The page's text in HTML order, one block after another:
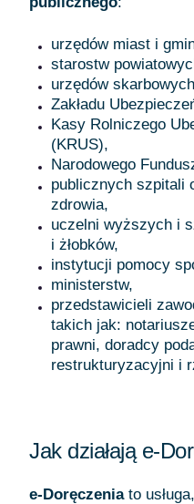
urzędów miast i
starostw
urzędów
Zakładu
Kasy Rolniczego
(KRUS),
Narodowego
publicznych szpitali
zdrowia,
uczelni wyższych i
i żłobków,
instytucji pomocy
ministerstw,
przedstawicieli
takich jak:
prawni, doradcy
restrukturyzacyjni i
Jak działają e-
e-Doręczeniato